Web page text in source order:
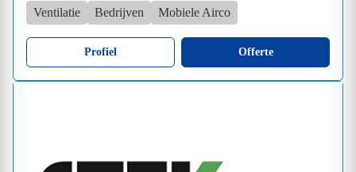
Ventilatie Bedrijven Mobiele Airco
Profiel Offerte